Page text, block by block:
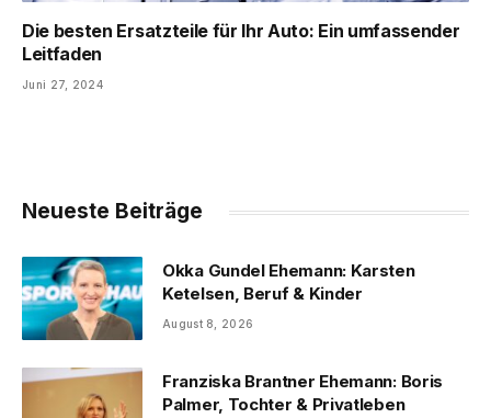
Die besten Ersatzteile für Ihr Auto: Ein umfassender
Leitfaden
Juni 27, 2024
Neueste Beiträge
Okka Gundel Ehemann: Karsten
Ketelsen, Beruf & Kinder
August 8, 2026
Franziska Brantner Ehemann: Boris
Palmer, Tochter & Privatleben